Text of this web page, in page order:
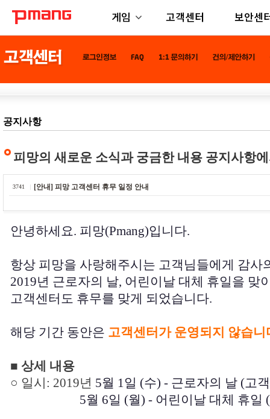
게임 고객센터 보안센
공지사항
피망의 새로운 소식과 궁금한 내용 공지사항
3741 [안내] 피망 고객센터 휴무 일정 안내
안녕하세요. 피망(Pmang)입니다.
항상 피망을 사랑해주시는 고객님들에게 감사
2019년 근로자의 날, 어린이날 대체 휴일을 맞
고객센터도 휴무를 맞게 되었습니다.
해당 기간 동안은 고객센터가 운영되지 않습니
■ 상세 내용
○ 일시: 2019년 5월 1일 (수) - 근로자의 날 (고
5월 6일 (월) - 어린이날 대체 휴